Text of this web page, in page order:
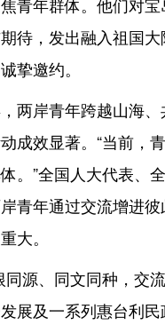
青年群体。他们对
待，发出融入祖国大
挚邀约。
岸青年跨越山海、
成效显著。“当前，
。”全国人大代表、
青年通过交流增进
大。
源、同文同种，交流
展及一系列惠台利民